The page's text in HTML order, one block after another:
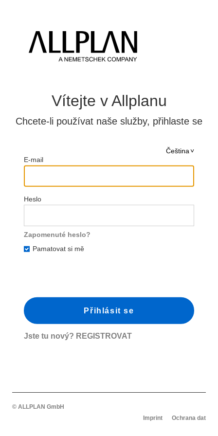
Vítejte v Allplanu
Chcete-li používat naše služby, přihlaste se
Čeština
E-mail
Heslo
Zapomenuté heslo?
Pamatovat si mě
Jste tu nový? REGISTROVAT
© ALLPLAN GmbH
Imprint
Ochrana dat